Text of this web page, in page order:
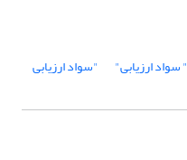
" سواد ارزیابی" "سواد ارزیابی